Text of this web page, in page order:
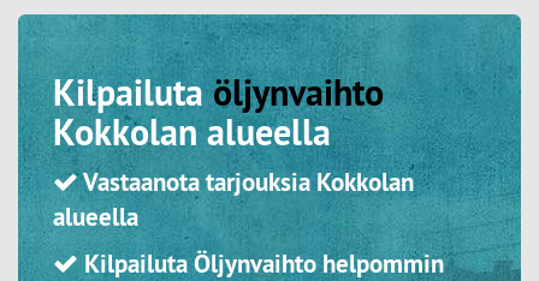
Kilpailutaöljynvaihto
Kokkolan alueella
Vastaanota tarjouksia Kokkolan
alueella
Kilpailuta Öljynvaihto helpommin